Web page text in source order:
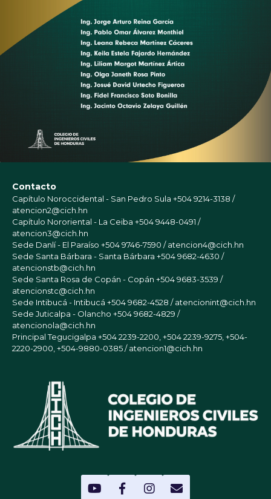
Contacto
Capítulo Noroccidental - San Pedro Sula +504 9214-3138 /
atencion2@cich.hn
Capítulo Nororiental - La Ceiba +504 9448-0491 /
atencion3@cich.hn
Sede Danlí - El Paraíso +504 9746-7590 / atencion4@cich.hn
Sede Santa Bárbara - Santa Bárbara +504 9682-4630 /
atencionstb@cich.hn
Sede Santa Rosa de Copán - Copán +504 9683-3539 /
atencionstc@cich.hn
Sede Intibucá - Intibucá +504 9682-4528 / atencionint@cich.hn
Sede Juticalpa - Olancho +504 9682-4829 /
atencionola@cich.hn
Principal Tegucigalpa +504 2239-2200, +504 2239-9275, +504-
2220-2900, +504-9880-0385 / atencion1@cich.hn